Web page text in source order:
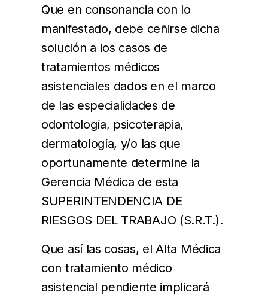
Que en consonancia con lo
manifestado, debe ceñirse dicha
solución a los casos de
tratamientos médicos
asistenciales dados en el marco
de las especialidades de
odontología, psicoterapia,
dermatología, y/o las que
oportunamente determine la
Gerencia Médica de esta
SUPERINTENDENCIA DE
RIESGOS DEL TRABAJO (S.R.T.).
Que así las cosas, el Alta Médica
con tratamiento médico
asistencial pendiente implicará